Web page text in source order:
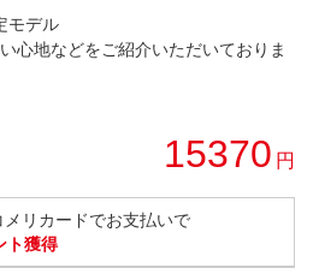
モデル
心地などをご紹介いただいておりま
15370 円
リカードでお支払いで
ト獲得